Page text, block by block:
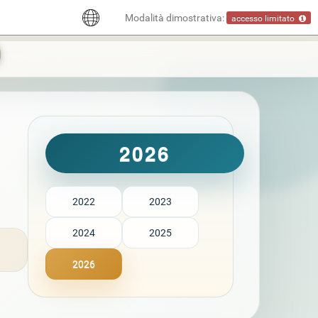
Modalità dimostrativa: accesso limitato
2026
2022 2023
2024 2025
2026